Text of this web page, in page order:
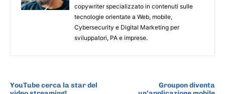
copywriter specializzato in contenuti sulle
tecnologie orientate a Web, mobile,
Cybersecurity e Digital Marketing per
sviluppatori, PA e imprese.
YouTube cerca la star del
Groupon diventa